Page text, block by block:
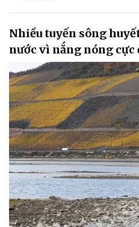
Nhiều tuyến sông
nước vì nắng nóng cực